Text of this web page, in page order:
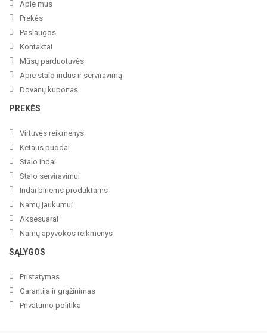
Apie mus
Prekės
Paslaugos
Kontaktai
Mūsų parduotuvės
Apie stalo indus ir serviravimą
Dovanų kuponas
PREKĖS
Virtuvės reikmenys
Ketaus puodai
Stalo indai
Stalo serviravimui
Indai biriems produktams
Namų jaukumui
Aksesuarai
Namų apyvokos reikmenys
SĄLYGOS
Pristatymas
Garantija ir grąžinimas
Privatumo politika